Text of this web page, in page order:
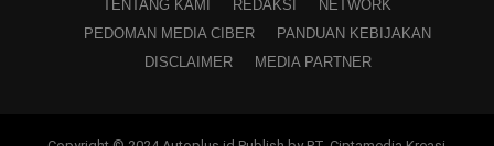
TENTANG KAMI REDAKSI
NETWORK
PEDOMAN MEDIA CIBER
PANDUAN KEBIJAKAN
DISCLAIMER
MEDIA PARTNER